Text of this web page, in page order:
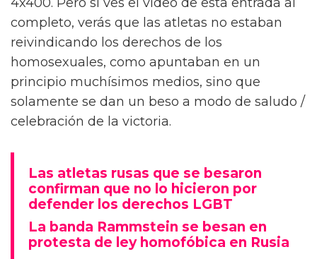
completo, verás que las atletas no estaban
reivindicando los derechos de los
homosexuales, como apuntaban en un
principio muchísimos medios, sino que
solamente se dan un beso a modo de saludo /
celebración de la victoria.
Las atletas rusas que se besaron
confirman que no lo hicieron por
defender los derechos LGBT
La banda Rammstein se besan en
protesta de ley homofóbica en Rusia